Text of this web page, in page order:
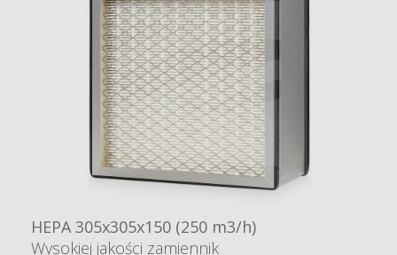
HEPA 305x305x150 (250 m3/h)
Wysokiej jakości zamiennik